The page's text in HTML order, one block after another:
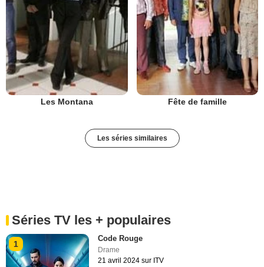
Les Montana Fête de famille
Les séries similaires
Séries TV les + populaires
1
Code Rouge
Drame
21 avril 2024 sur ITV